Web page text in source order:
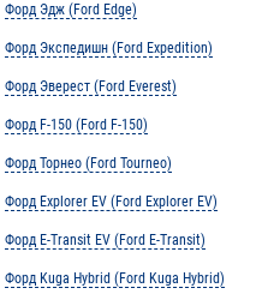
Форд Эдж (Ford Edge)
Форд Экспедишн (Ford Expedition)
Форд Эверест (Ford Everest)
Форд F-150 (Ford F-150)
Форд Торнео (Ford Tourneo)
Форд Explorer EV (Ford Explorer EV)
Форд E-Transit EV (Ford E-Transit)
Форд Kuga Hybrid (Ford Kuga Hybrid)